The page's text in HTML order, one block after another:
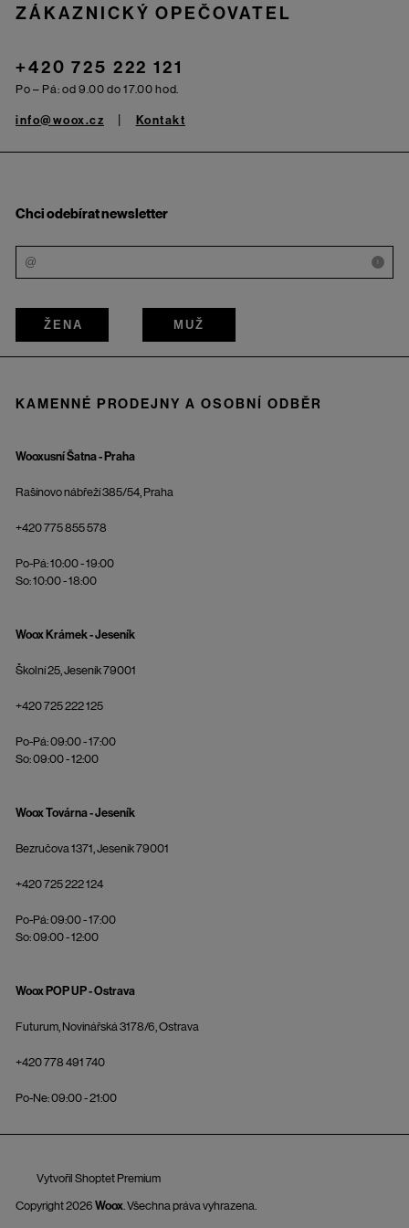
ZÁKAZNICKÝ OPEČOVATEL
+420 725 222 121
Po – Pá: od 9.00 do 17.00 hod.
info@woox.cz Kontakt
Chci odebírat newsletter
i
ŽENA MUŽ
KAMENNÉ PRODEJNY A OSOBNÍ ODBĚR
Wooxusní Šatna - Praha
Rašínovo nábřeží 385/54, Praha
+420 775 855 578
Po-Pá: 10:00 - 19:00
So: 10:00 - 18:00
Woox Krámek - Jeseník
Školní 25, Jeseník 79001
+420 725 222 125
Po-Pá: 09:00 - 17:00
So: 09:00 - 12:00
Woox Továrna - Jeseník
Bezručova 1371, Jeseník 79001
+420 725 222 124
Po-Pá: 09:00 - 17:00
So: 09:00 - 12:00
Woox POP UP - Ostrava
Futurum, Novinářská 3178/6, Ostrava
+420 778 491 740
Po-Ne: 09:00 - 21:00
Vytvořil Shoptet Premium
Copyright 2026 Woox . Všechna práva vyhrazena.